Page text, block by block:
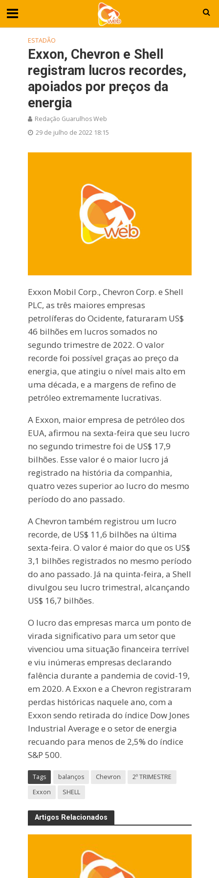
ESTADÃO
Exxon, Chevron e Shell
registram lucros recordes,
apoiados por preços da
energia
Redação Guarulhos Web
29 de julho de 2022 18:15
Exxon Mobil Corp., Chevron Corp. e Shell
PLC, as três maiores empresas
petrolíferas do Ocidente, faturaram US$
46 bilhões em lucros somados no
segundo trimestre de 2022. O valor
recorde foi possível graças ao preço da
energia, que atingiu o nível mais alto em
uma década, e a margens de refino de
petróleo extremamente lucrativas.
A Exxon, maior empresa de petróleo dos
EUA, afirmou na sexta-feira que seu lucro
no segundo trimestre foi de US$ 17,9
bilhões. Esse valor é o maior lucro já
registrado na história da companhia,
quatro vezes superior ao lucro do mesmo
período do ano passado.
A Chevron também registrou um lucro
recorde, de US$ 11,6 bilhões na última
sexta-feira. O valor é maior do que os US$
3,1 bilhões registrados no mesmo período
do ano passado. Já na quinta-feira, a Shell
divulgou seu lucro trimestral, alcançando
US$ 16,7 bilhões.
O lucro das empresas marca um ponto de
virada significativo para um setor que
vivenciou uma situação financeira terrível
e viu inúmeras empresas declarando
falência durante a pandemia de covid-19,
em 2020. A Exxon e a Chevron registraram
perdas históricas naquele ano, com a
Exxon sendo retirada do índice Dow Jones
Industrial Average e o setor de energia
recuando para menos de 2,5% do índice
S&P 500.
Tags balanços Chevron
2º TRIMESTRE
Exxon
SHELL
Artigos Relacionados